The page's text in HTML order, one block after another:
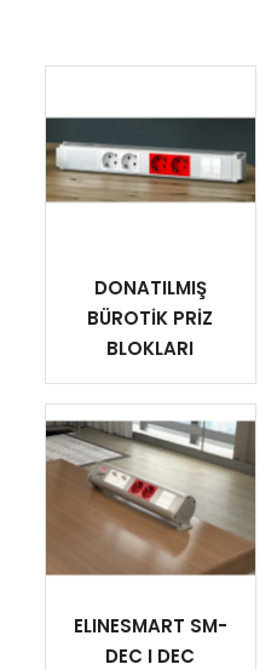
DONATILMIŞ
BÜROTİK PRİZ
BLOKLARI
ELINESMART SM-
DEC I DEC